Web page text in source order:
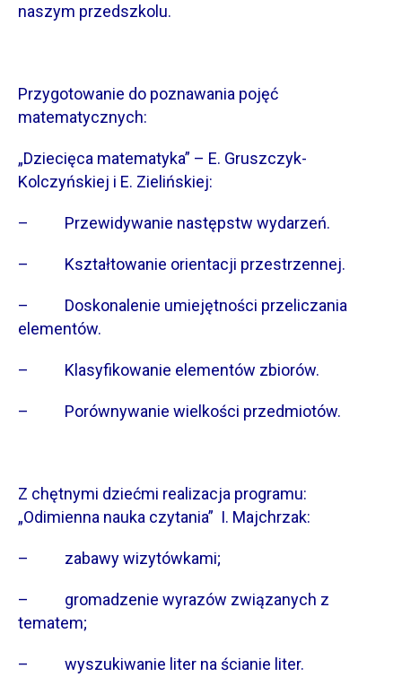
naszym przedszkolu.
Przygotowanie do poznawania pojęć
matematycznych:
„Dziecięca matematyka” – E. Gruszczyk-
Kolczyńskiej i E. Zielińskiej:
– Przewidywanie następstw wydarzeń.
– Kształtowanie orientacji przestrzennej.
– Doskonalenie umiejętności przeliczania
elementów.
– Klasyfikowanie elementów zbiorów.
– Porównywanie wielkości przedmiotów.
Z chętnymi dziećmi realizacja programu:
„Odimienna nauka czytania” I. Majchrzak:
– zabawy wizytówkami;
– gromadzenie wyrazów związanych z
tematem;
– wyszukiwanie liter na ścianie liter.